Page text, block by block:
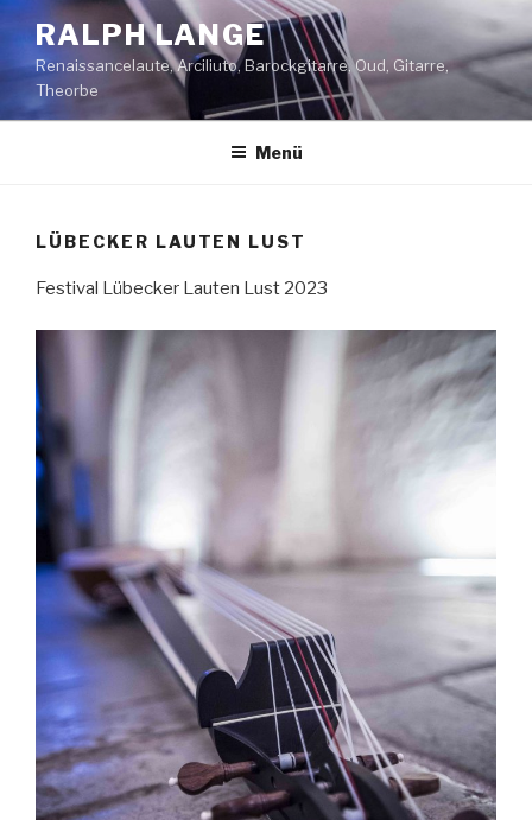
Zum
Inhalt
springen
RALPH LANGE
Renaissancelaute, Arciliuto, Barockgitarre, Oud, Gitarre,
Theorbe
Menü
LÜBECKER LAUTEN LUST
Festival Lübecker Lauten Lust 2023